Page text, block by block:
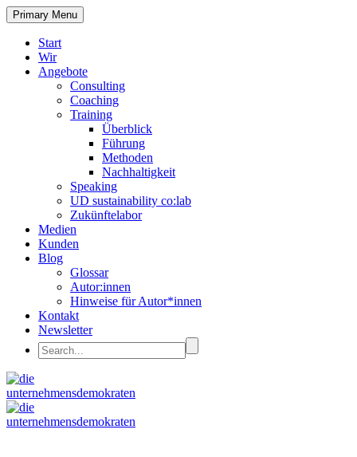
Primary Menu
Start
Wir
Angebote
Consulting
Coaching
Training
Überblick
Führung
Methoden
Nachhaltigkeit
Speaking
UD sustainability co:lab
Zukünftelabor
Medien
Kunden
Blog
Glossar
Autor:innen
Hinweise für Autor*innen
Kontakt
Newsletter